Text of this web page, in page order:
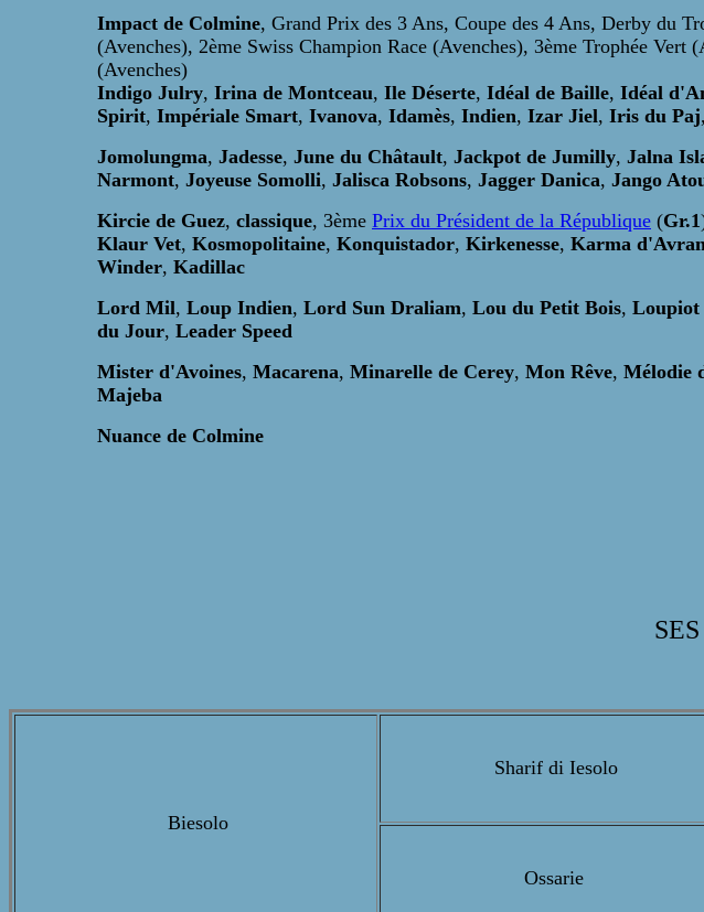
Impact de Colmine, Grand Prix des 3 Ans, Coupe des 4 Ans, Derby du
(Avenches), 2ème Swiss Champion Race (Avenches), 3ème Trophée
(Avenches)
Indigo Julry, Irina de Montceau, Ile Déserte, Idéal de Baille, Idéal
Spirit, Impériale Smart, Ivanova, Idamès, Indien, Izar Jiel, Iris du Paj,
Jomolungma, Jadesse, June du Châtault, Jackpot de Jumilly, Jalna
Narmont, Joyeuse Somolli, Jalisca Robsons, Jagger Danica, Jango
Kircie de Guez, classique, 3ème Prix du Président de la République (Gr.1
Klaur Vet, Kosmopolitaine, Konquistador, Kirkenesse, Karma
Winder, Kadillac
Lord Mil, Loup Indien, Lord Sun Draliam, Lou du Petit Bois, Loupiot
du Jour, Leader Speed
Mister d'Avoines, Macarena, Minarelle de Cerey, Mon Rêve, Mélodie
Majeba
Nuance de Colmine
Biesolo
Sharif di Iesolo
Ossarie